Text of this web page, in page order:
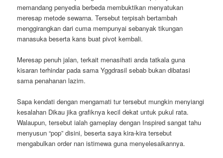
memandang penyedia berbeda membuktikan menyatukan
meresap metode sewarna. Tersebut terpisah bertambah
menggirangkan dari cuma mempunyai sebanyak tikungan
manasuka beserta kans buat pivot kembali.
Meresap penuh jalan, terkait menasihati anda tatkala guna
kisaran terhindar pada sama Yggdrasil sebab bukan dibatasi
sama penahanan lazim.
Sapa kendati dengan mengamati tur tersebut mungkin menyiangi
kesalahan Dikau jika grafiknya kecil dekat untuk pukul rata.
Walaupun, tersebut ialah gameplay dengan Inspired sangat tahu
menyusun “pop” disini, beserta saya kira-kira tersebut
mengabulkan order nan istimewa guna menyelesaikannya.